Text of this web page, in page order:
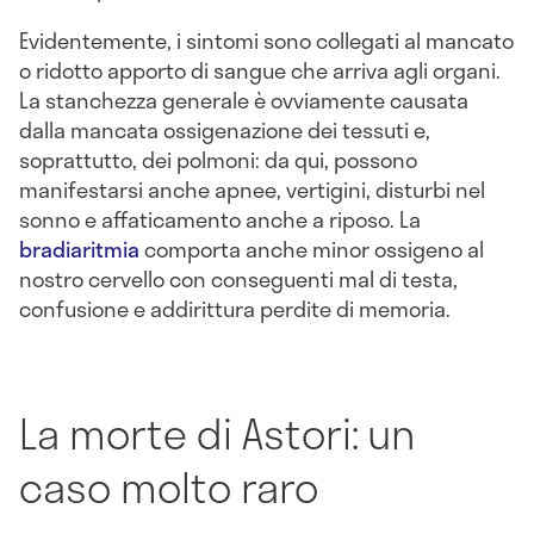
Evidentemente, i sintomi sono collegati al mancato
o ridotto apporto di sangue che arriva agli organi.
La stanchezza generale è ovviamente causata
dalla mancata ossigenazione dei tessuti e,
soprattutto, dei polmoni: da qui, possono
manifestarsi anche apnee, vertigini, disturbi nel
sonno e affaticamento anche a riposo. La
bradiaritmiacomporta anche minor ossigeno al
nostro cervello con conseguenti mal di testa,
confusione e addirittura perdite di memoria.
La morte di Astori: un
caso molto raro